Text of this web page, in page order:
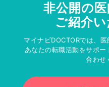
非公開の
ご紹介い
マイナビDOCTORでは、
あなたの転職活動をサポ
合わせ